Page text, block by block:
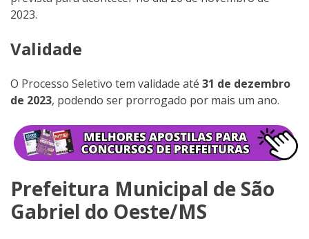
2023.
Validade
O Processo Seletivo tem validade até 31 de dezembro
de 2023, podendo ser prorrogado por mais um ano.
Prefeitura Municipal de São
Gabriel do Oeste/MS